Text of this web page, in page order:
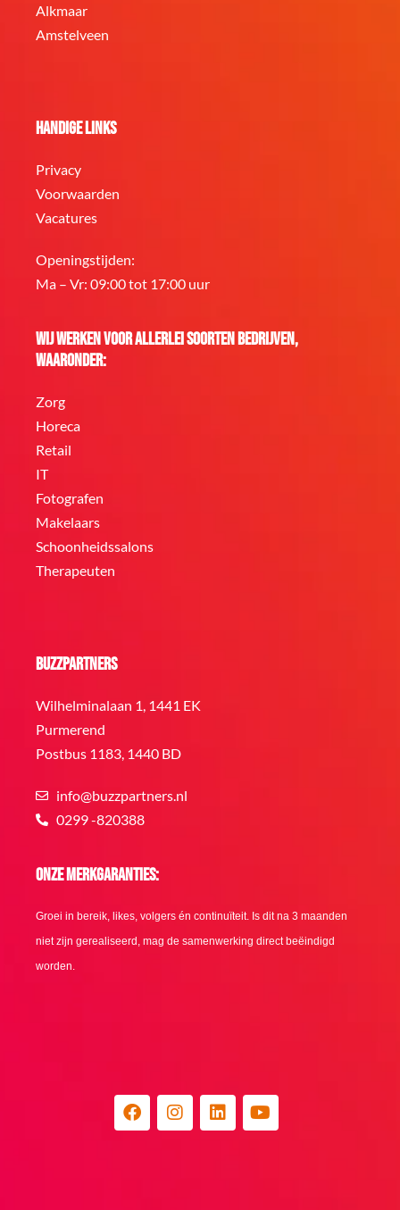
Alkmaar
Amstelveen
Handige links
Privacy
Voorwaarden
Vacatures
Openingstijden:
Ma – Vr: 09:00 tot 17:00 uur
Wij werken voor allerlei soorten bedrijven,
waaronder:
Zorg
Horeca
Retail
IT
Fotografen
Makelaars
Schoonheidssalons
Therapeuten
BuzzPartners
Wilhelminalaan 1, 1441 EK
Purmerend
Postbus 1183, 1440 BD
info@buzzpartners.nl
0299 -820388
Onze merkgaranties:
Groei in bereik, likes, volgers én continuïteit. Is dit na 3 maanden
niet zijn gerealiseerd, mag de samenwerking direct beëindigd
worden.
F
a
c
I
n
s
L
i
n
Y
o
u